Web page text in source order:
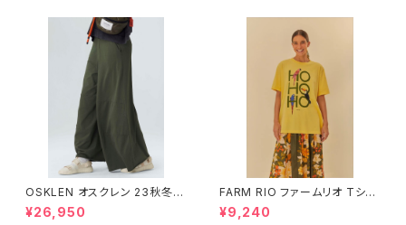
OSKLEN オスクレン 23秋冬
ボトムス 1045-69665
¥26,950
FARM RIO ファームリオ Tシャ
ツ HOHOHO
¥9,240